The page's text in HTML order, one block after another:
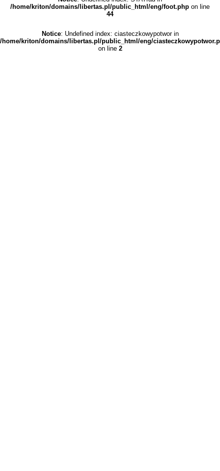
/home/kriton/domains/libertas.pl/public_html/eng/foot.php on line
44
Notice: Undefined index: ciasteczkowypotwor in
/home/kriton/domains/libertas.pl/public_html/eng/
on line 2